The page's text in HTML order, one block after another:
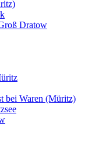
Dratow
bei Waren (Müritz)